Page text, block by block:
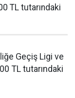
TL tutarındaki
Geçiş Ligi ve
TL tutarındaki